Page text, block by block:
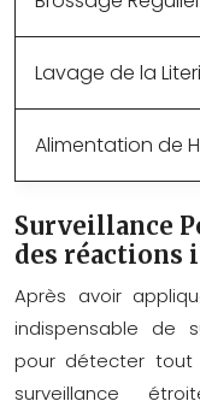
Lavage de la
Alimentation de
Surveillance
des réactions
Après avoir
indispensable de
pour détecter tout
surveillance